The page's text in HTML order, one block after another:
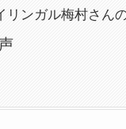
リンガル梅村さん